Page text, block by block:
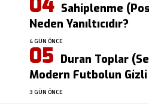
Sahiplenme
Neden Yanıltıcıdır?
4 GÜN ÖNCE
Duran Toplar
Modern Futbolun Gizli
3 GÜN ÖNCE